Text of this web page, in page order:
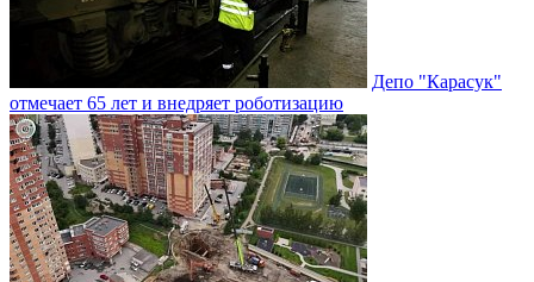
Депо "Карасук"
отмечает 65 лет и внедряет роботизацию